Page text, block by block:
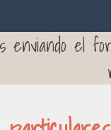
enviando el